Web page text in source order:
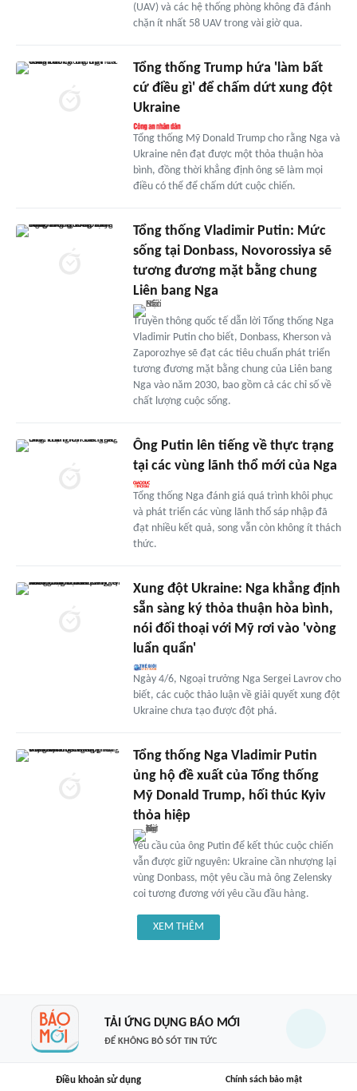
(UAV) và các hệ thống phòng không đã đánh
chặn ít nhất 58 UAV trong vài giờ qua.
Tổng thống Trump hứa 'làm bất
cứ điều gì' để chấm dứt xung đột
Ukraine
Tổng thống Mỹ Donald Trump cho rằng Nga và
Ukraine nên đạt được một thỏa thuận hòa
bình, đồng thời khẳng định ông sẽ làm mọi
điều có thể để chấm dứt cuộc chiến.
Tổng thống Vladimir Putin: Mức
sống tại Donbass, Novorossiya sẽ
tương đương mặt bằng chung
Liên bang Nga
Truyền thông quốc tế dẫn lời Tổng thống Nga
Vladimir Putin cho biết, Donbass, Kherson và
Zaporozhye sẽ đạt các tiêu chuẩn phát triển
tương đương mặt bằng chung của Liên bang
Nga vào năm 2030, bao gồm cả các chỉ số về
chất lượng cuộc sống.
Ông Putin lên tiếng về thực trạng
tại các vùng lãnh thổ mới của Nga
Tổng thống Nga đánh giá quá trình khôi phục
và phát triển các vùng lãnh thổ sáp nhập đã
đạt nhiều kết quả, song vẫn còn không ít thách
thức.
Xung đột Ukraine: Nga khẳng định
sẵn sàng ký thỏa thuận hòa bình,
nói đối thoại với Mỹ rơi vào 'vòng
luẩn quẩn'
Ngày 4/6, Ngoại trưởng Nga Sergei Lavrov cho
biết, các cuộc thảo luận về giải quyết xung đột
Ukraine chưa tạo được đột phá.
Tổng thống Nga Vladimir Putin
ủng hộ đề xuất của Tổng thống
Mỹ Donald Trump, hối thúc Kyiv
thỏa hiệp
Yêu cầu của ông Putin để kết thúc cuộc chiến
vẫn được giữ nguyên: Ukraine cần nhượng lại
vùng Donbass, một yêu cầu mà ông Zelensky
coi tương đương với yêu cầu đầu hàng.
XEM THÊM
TẢI ỨNG DỤNG BÁO MỚI
ĐỂ KHÔNG BỎ SÓT TIN TỨC
Điều khoản sử dụng Chính sách bảo mật